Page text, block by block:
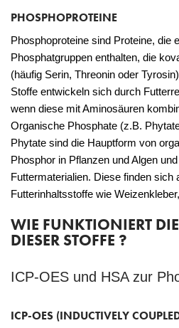
PHOSPHOPROTEINE
Phosphoproteine sind Proteine, die
Phosphatgruppen enthalten, die
(häufig Serin, Threonin oder
Stoffe entwickeln sich durch
wenn diese mit Aminosäuren
Organische Phosphate (z.B.
Phytate sind die Hauptform von
Phosphor in Pflanzen und Algen
Futtermaterialien. Diese finden sich
Futterinhaltsstoffe wie
WIE FUNKTIONIERT
DIESER STOFFE ?
ICP-OES und HSA zur
ICP-OES (INDUCTIVELY